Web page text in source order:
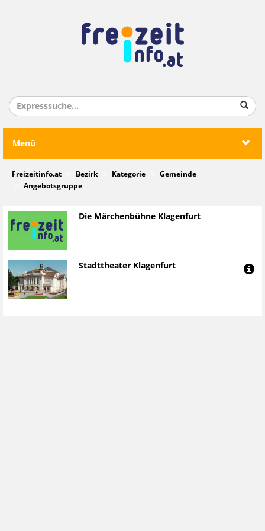
Menü
Freizeitinfo.at Bezirk Kategorie
Gemeinde
Angebotsgruppe
Die Märchenbühne Klagenfurt
Stadttheater Klagenfurt